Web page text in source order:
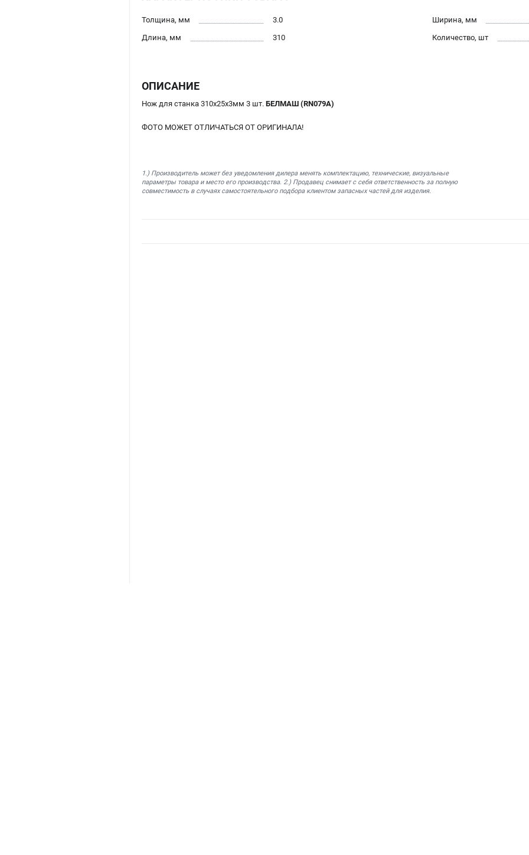
Толщина, мм
3.0
Длина, мм
310
Ширина, мм
Количество, шт
ОПИСАНИЕ
Нож для станка 310х25х3мм 3 шт. БЕЛМАШ (RN079A)
ФОТО МОЖЕТ ОТЛИЧАТЬСЯ ОТ ОРИГИНАЛА!
1.) Производитель может без уведомления дилера менять комплектацию, технические, визуальные
параметры товара и место его производства. 2.) Продавец снимает с себя ответственность за полную
совместимость в случаях самостоятельного подбора клиентом запасных частей для изделия.